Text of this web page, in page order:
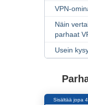
VPN-
Näin
parhaat
Usein
Sisältää jopa